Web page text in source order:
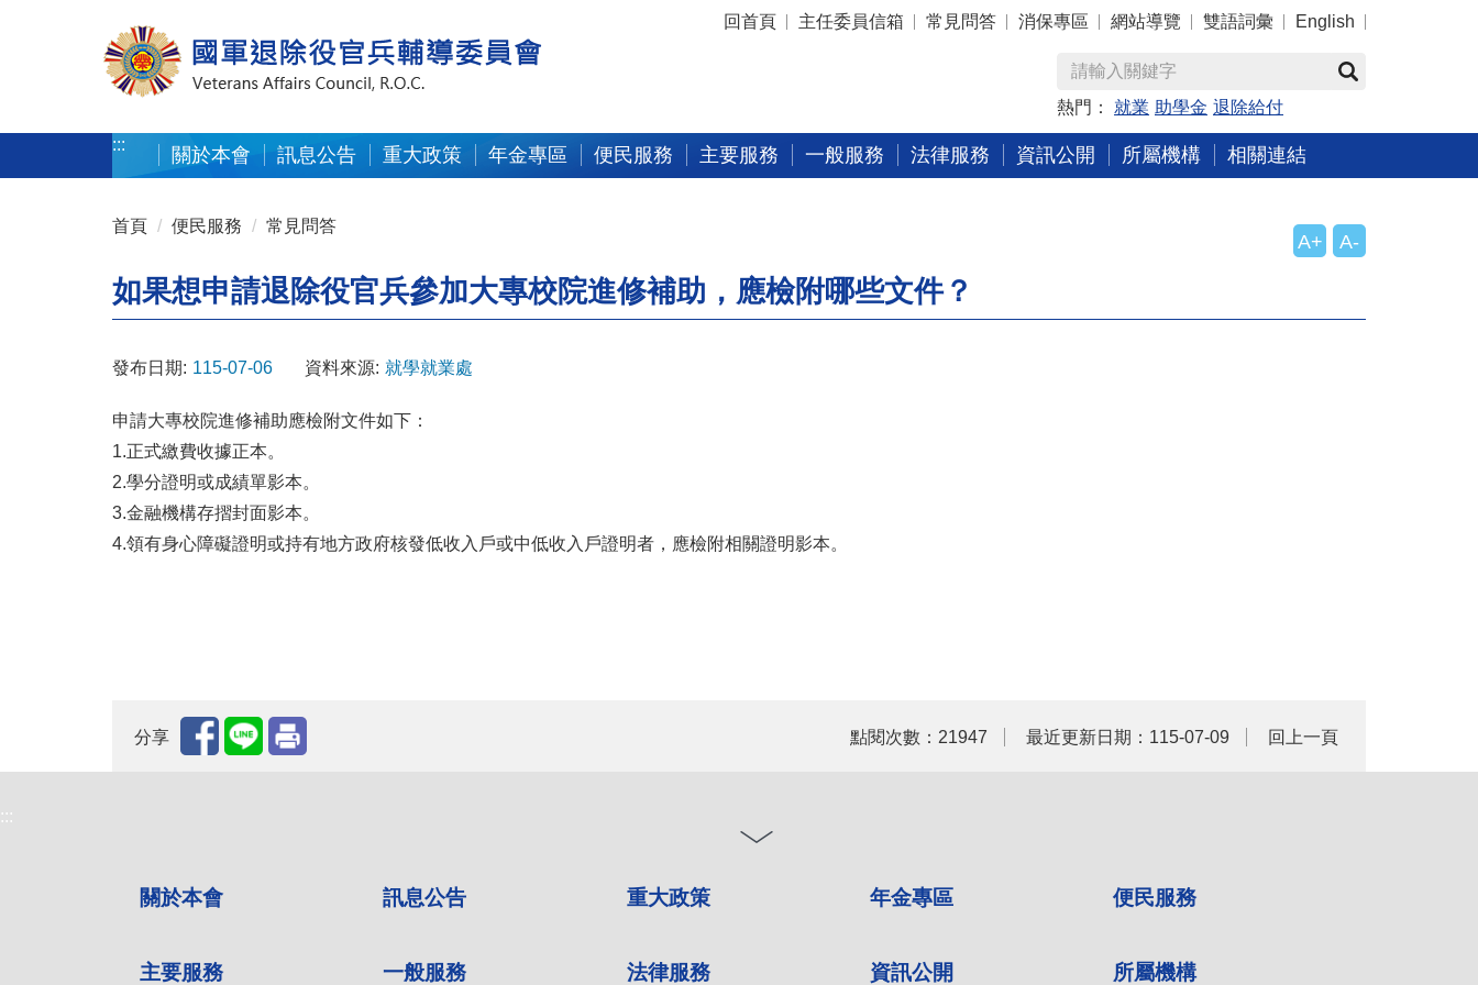
:::
回首頁 主任委員信箱 常見問答 消保專區 網站導覽 雙語詞彙 English
熱門： 就業 助學金 退除給付
:::
關於本會 訊息公告 重大政策 年金專區 便民服務 主要服務 一般服務 法律服務 資訊公開 所屬機構 相關連結
首頁 便民服務 常見問答
A+ A-
如果想申請退除役官兵參加大專校院進修補助，應檢附哪些文件？
發布日期: 115-07-06 資料來源: 就學就業處
申請大專校院進修補助應檢附文件如下：
1.正式繳費收據正本。
2.學分證明或成績單影本。
3.金融機構存摺封面影本。
4.領有身心障礙證明或持有地方政府核發低收入戶或中低收入戶證明者，應檢附相關證明影本。
分享 點閱次數：21947 最近更新日期：115-07-09 回上一頁
:::
關於本會 訊息公告 重大政策 年金專區 便民服務
主要服務 一般服務 法律服務 資訊公開 所屬機構